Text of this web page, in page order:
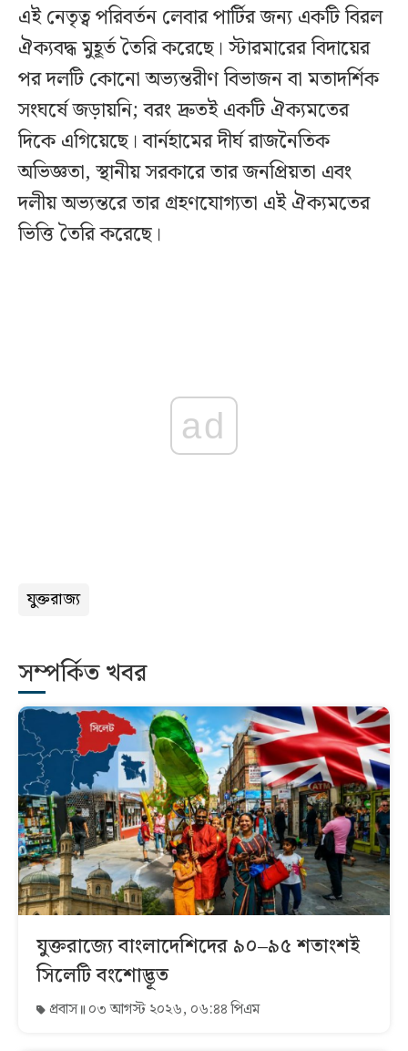
এই নেতৃত্ব পরিবর্তন লেবার পার্টির জন্য একটি বিরল
ঐক্যবদ্ধ মুহূর্ত তৈরি করেছে। স্টারমারের বিদায়ের
পর দলটি কোনো অভ্যন্তরীণ বিভাজন বা মতাদর্শিক
সংঘর্ষে জড়ায়নি; বরং দ্রুতই একটি ঐক্যমতের
দিকে এগিয়েছে। বার্নহামের দীর্ঘ রাজনৈতিক
অভিজ্ঞতা, স্থানীয় সরকারে তার জনপ্রিয়তা এবং
দলীয় অভ্যন্তরে তার গ্রহণযোগ্যতা এই ঐক্যমতের
ভিত্তি তৈরি করেছে।
ad
যুক্তরাজ্য
সম্পর্কিত খবর
যুক্তরাজ্যে বাংলাদেশিদের ৯০–৯৫ শতাংশই
সিলেটি বংশোদ্ভূত
প্রবাস ০৩ আগস্ট ২০২৬, ০৬:৪৪ পিএম